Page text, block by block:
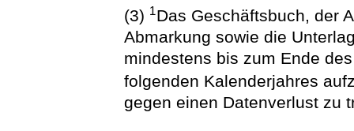
(3) 1Das Geschäftsbuch, der
Abmarkung sowie die
mindestens bis zum Ende
folgenden Kalenderjahres
gegen einen Datenverlust zu